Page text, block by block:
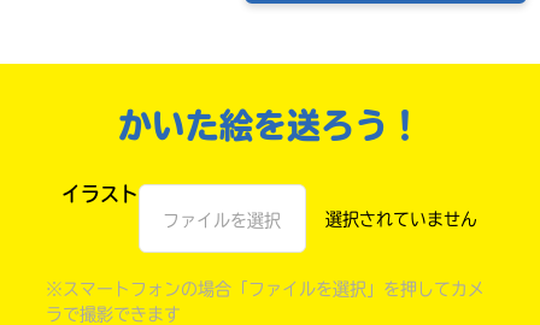
かいた絵を送ろう！
イラスト
ファイルを選択
※スマートフォンの場合「ファイルを選択」を押してカメ
ラで撮影できます